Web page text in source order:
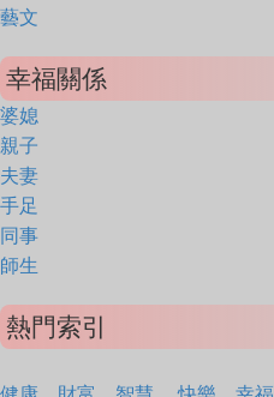
藝文
幸福關係
婆媳
親子
夫妻
手足
同事
師生
熱門索引